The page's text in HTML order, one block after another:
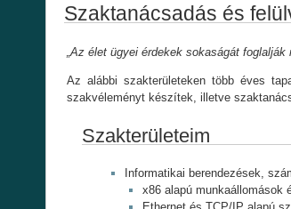
Szaktanácsadás és
„Az élet ügyei érdekek sokaságát
Az alábbi szakterületeken több éves
szakvéleményt készítek, illetve
Szakterületeim
Informatikai berendezések,
x86 alapú munkaállomások